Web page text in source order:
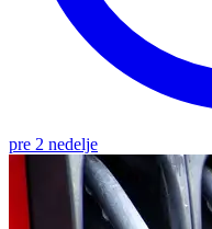
pre 2 nedelje